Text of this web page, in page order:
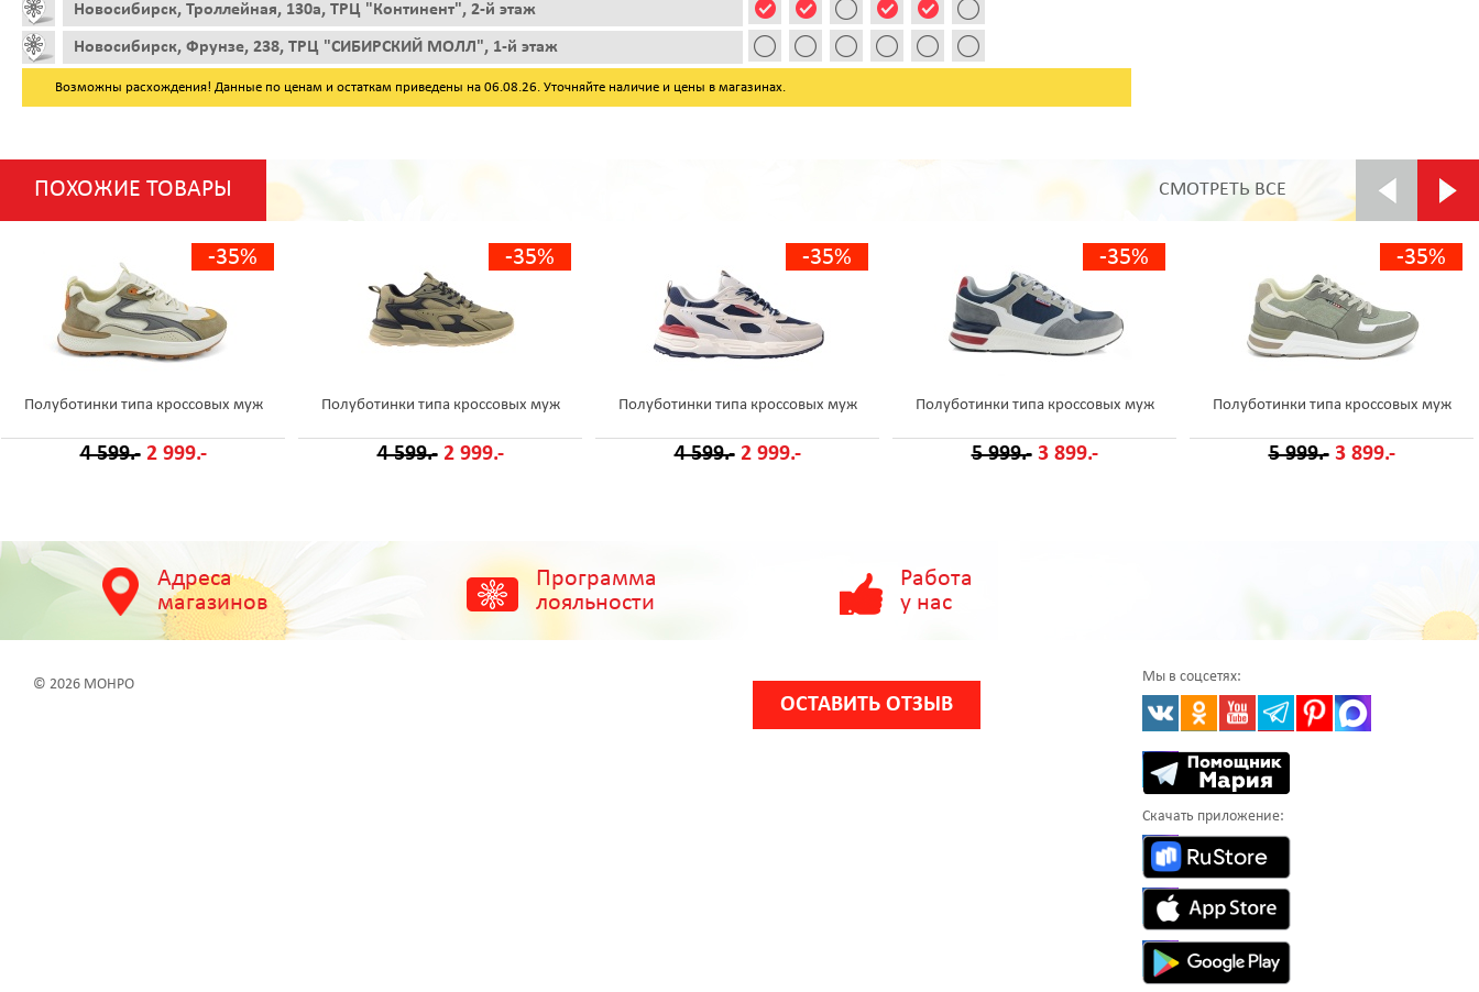
Новосибирск, Троллейная, 130а, ТРЦ "Континент", 2-й этаж
Новосибирск, Фрунзе, 238, ТРЦ "СИБИРСКИЙ МОЛЛ", 1-й этаж
Возможны расхождения! Данные по ценам и остаткам приведены на 06.08.26. Уточняйте наличие и цены в магазинах.
ПОХОЖИЕ ТОВАРЫ СМОТРЕТЬ ВСЕ
-35%
Полуботинки типа кроссовых муж
4 599.- 2 999.-
-35%
Полуботинки типа кроссовых муж
4 599.- 2 999.-
-35%
Полуботинки типа кроссовых муж
4 599.- 2 999.-
-35%
Полуботинки типа кроссовых муж
5 999.- 3 899.-
-35%
Полуботинки типа кроссовых муж
5 999.- 3 899.-
Адреса
магазинов
Программа
лояльности
Работа
у нас
© 2026 МОНРО
ОСТАВИТЬ ОТЗЫВ
Мы в соцсетях:
Скачать приложение: